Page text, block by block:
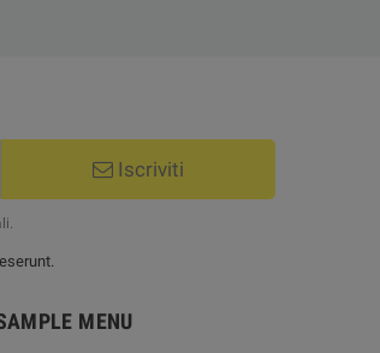
Iscriviti
MENU